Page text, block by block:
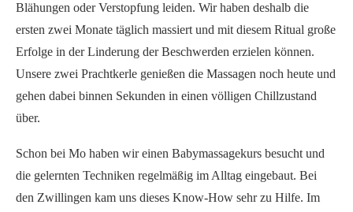
Blähungen oder Verstopfung leiden. Wir haben deshalb die
ersten zwei Monate täglich massiert und mit diesem Ritual große
Erfolge in der Linderung der Beschwerden erzielen können.
Unsere zwei Prachtkerle genießen die Massagen noch heute und
gehen dabei binnen Sekunden in einen völligen Chillzustand
über.
Schon bei Mo haben wir einen Babymassagekurs besucht und
die gelernten Techniken regelmäßig im Alltag eingebaut. Bei
den Zwillingen kam uns dieses Know-How sehr zu Hilfe. Im